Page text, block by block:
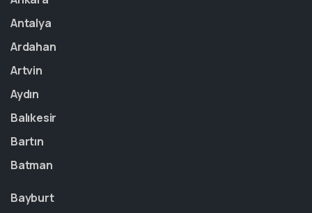
Antalya
Ardahan
Artvin
Aydın
Balıkesir
Bartın
Batman
Bayburt